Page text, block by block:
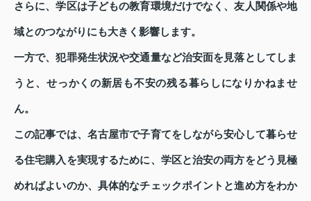
さらに、学区は子どもの教育環境だけでなく、友人関係や地
域とのつながりにも大きく影響します。
一方で、犯罪発生状況や交通量など治安面を見落としてしま
うと、せっかくの新居も不安の残る暮らしになりかねませ
ん。
この記事では、名古屋市で子育てをしながら安心して暮らせ
る住宅購入を実現するために、学区と治安の両方をどう見極
めればよいのか、具体的なチェックポイントと進め方をわか